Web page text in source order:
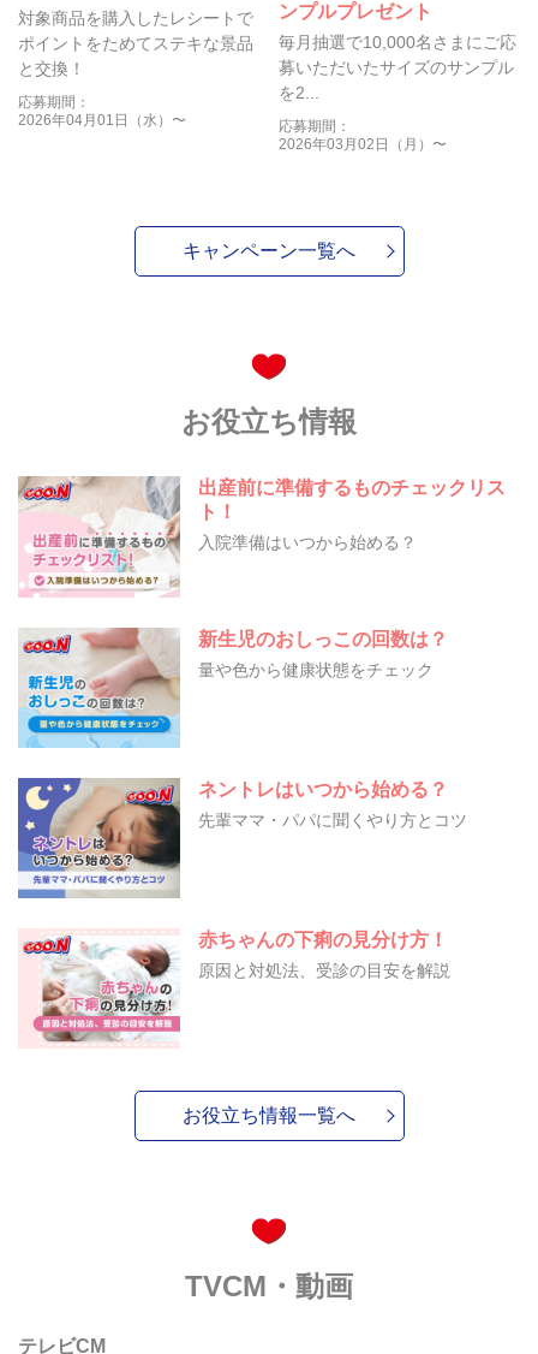
対象商品を購入したレシートで
ポイントをためてステキな景品
と交換！
応募期間：
2026年04月01日（水）〜
ンプルプレゼント
毎月抽選で10,000名さまにご応
募いただいたサイズのサンプル
を2...
応募期間：
2026年03月02日（月）〜
キャンペーン一覧へ
お役立ち情報
出産前に準備するものチェックリス
ト！
入院準備はいつから始める？
新生児のおしっこの回数は？
量や色から健康状態をチェック
ネントレはいつから始める？
先輩ママ・パパに聞くやり方とコツ
赤ちゃんの下痢の見分け方！
原因と対処法、受診の目安を解説
お役立ち情報一覧へ
TVCM・動画
テレビCM